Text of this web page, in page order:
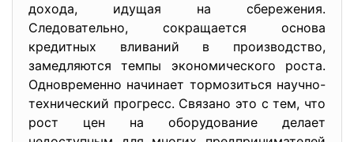
дохода, идущая на сбережения.
Следовательно, сокращается основа
кредитных вливаний в производство,
замедляются темпы экономического роста.
Одновременно начинает тормозиться научно-
технический прогресс. Связано это с тем, что
рост цен на оборудование делает